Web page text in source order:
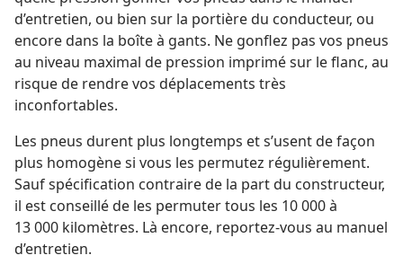
d’entretien, ou bien sur la portière du conducteur, ou
encore dans la boîte à gants. Ne gonflez pas vos pneus
au niveau maximal de pression imprimé sur le flanc, au
risque de rendre vos déplacements très
inconfortables.
Les pneus durent plus longtemps et s’usent de façon
plus homogène si vous les permutez régulièrement.
Sauf spécification contraire de la part du constructeur,
il est conseillé de les permuter tous les 10 000 à
13 000 kilomètres. Là encore, reportez-​vous au manuel
d’entretien.